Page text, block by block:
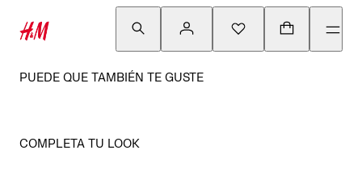
PUEDE QUE TAMBIÉN TE GUSTE
COMPLETA TU LOOK